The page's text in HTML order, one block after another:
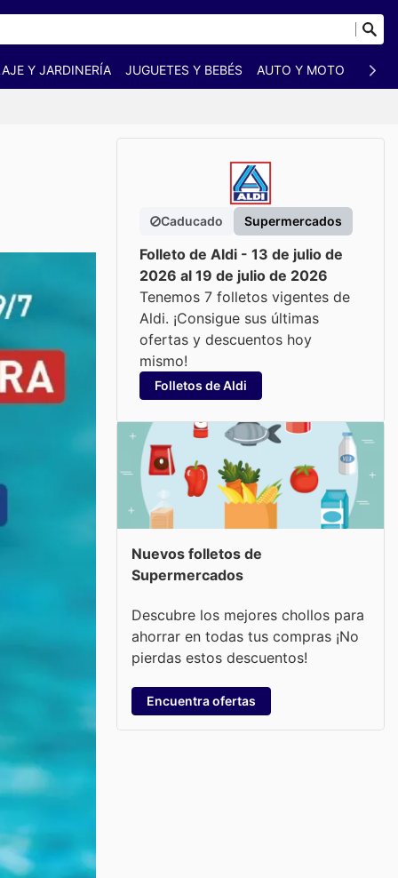
Y JARDINERÍA JUGUETES Y BEBÉS AUTO Y MOTO
Caducado Supermercados
Folleto de Aldi - 13 de julio de
2026 al 19 de julio de 2026
Tenemos 7 folletos vigentes de
Aldi. ¡Consigue sus últimas
ofertas y descuentos hoy
mismo!
Folletos de Aldi
Nuevos folletos de
Supermercados
Descubre los mejores chollos para
ahorrar en todas tus compras ¡No
pierdas estos descuentos!
Encuentra ofertas